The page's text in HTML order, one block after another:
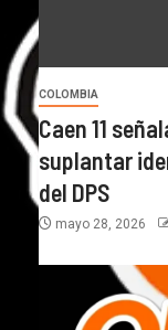
COLOMBIA
Caen 11
suplantar
del DPS
mayo 28, 2026